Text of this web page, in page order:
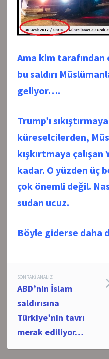
Ama kim tarafından
bu saldırı
geliyor….
Trump’ı
küreselcilerden,
kışkırtmaya
kadar. O yüzden üç
çok önemli değil.
sudan ucuz.
Böyle giderse daha
Post
navigation
SONRAKI ANALIZ
ABD’nin İslam
saldırısına
Türkiye’nin tavrı
merak ediliyor…